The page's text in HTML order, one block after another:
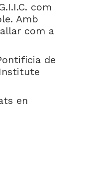
com
Amb
com a
de
en